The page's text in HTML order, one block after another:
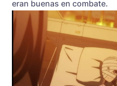
eran buenas en combate.